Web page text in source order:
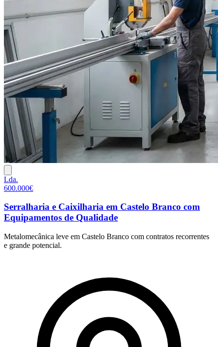
Lda.
600.000€
Serralharia e Caixilharia em Castelo Branco com
Equipamentos de Qualidade
Metalomecânica leve em Castelo Branco com contratos recorrentes
e grande potencial.